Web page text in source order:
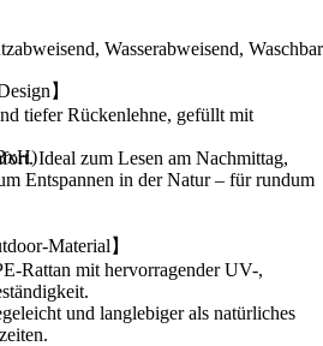
Wasserabweisend, Waschbar
】
tiefer Rückenlehne, gefüllt mit
Ideal zum Lesen am Nachmittag,
Entspannen in der Natur – für rundum
Material】
Rattan mit hervorragender UV-,
und langlebiger als natürliches